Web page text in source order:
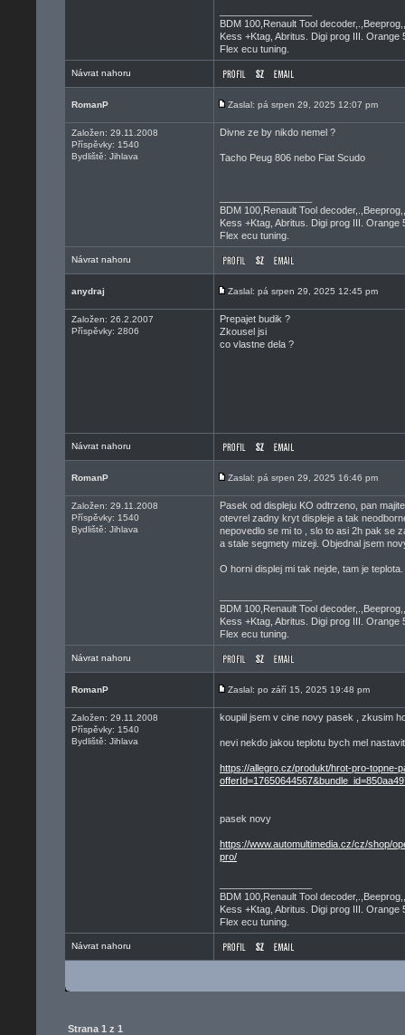
BDM 100,Renault Tool
Kess +Ktag, Abritus. Digi prog III. Orange
Flex ecu tuning.
Návrat nahoru
RomanP Zaslal: pá srpen 29, 2025 12:07 pm
Založen: 29.11.2008
Příspěvky: 1540
Bydliště: Jihlava
Divne ze by nikdo nemel ?
Tacho Peug 806 nebo Fiat Scudo
BDM 100,Renault Tool
Kess +Ktag, Abritus. Digi prog III. Orange
Flex ecu tuning.
Návrat nahoru
anydraj Zaslal: pá srpen 29, 2025 12:45 pm
Založen: 26.2.2007
Příspěvky: 2806
Prepajet budik ?
Zkousel jsi
co vlastne dela ?
Návrat nahoru
RomanP Zaslal: pá srpen 29, 2025 16:46 pm
Založen: 29.11.2008
Příspěvky: 1540
Bydliště: Jihlava
Pasek od displeju KO odtrzeno, pan
otevrel zadny kryt displeje a tak
nepovedlo se mi to , slo to asi 2h pak se
a stale segmety mizeji. Objednal jsem
O horni displej mi tak nejde, tam je
BDM 100,Renault Tool
Kess +Ktag, Abritus. Digi prog III. Orange
Flex ecu tuning.
Návrat nahoru
RomanP Zaslal: po září 15, 2025 19:48 pm
Založen: 29.11.2008
Příspěvky: 1540
Bydliště: Jihlava
koupiil jsem v cine novy pasek , zkusim
nevi nekdo jakou teplotu bych mel
https://allegro.cz/produkt/hrot-pro-topne-
pasek novy
https://www.automultimedia.cz/cz/shop/
pro/
BDM 100,Renault Tool
Kess +Ktag, Abritus. Digi prog III. Orange
Flex ecu tuning.
Návrat nahoru
Strana 1 z 1